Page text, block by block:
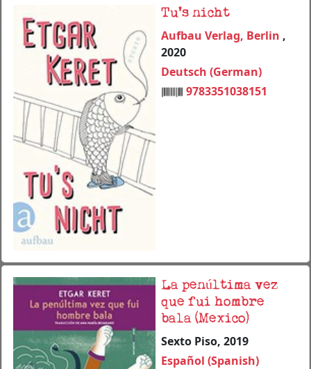
Tu's nicht
Aufbau Verlag, Berlin ,
2020
Deutsch (German)
9783351038151
La penúltima vez
que fui hombre
bala (Mexico)
Sexto Piso, 2019
Español (Spanish)